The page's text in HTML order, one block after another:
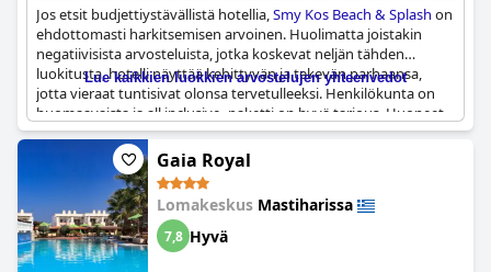
Jos etsit budjettiystävällistä hotellia,Smy Kos Beach & Splash on
ehdottomasti harkitsemisen arvoinen. Huolimatta joistakin
negatiivisista arvosteluista, jotka koskevat neljän tähden
luokitusta, hotelli näyttää kehittyvän ja tekevän parhaansa,
jotta vieraat tuntisivat olonsa tervetulleeksi. Henkilökunta on
huomaavaista ja all inclusive -paketti on hyvä tarjous. Huoneet
ovat hotellin vahvin puoli, mutta tiloissa ja palveluissa on
ehdottomasti parantamisen varaa. Joidenkin vieraiden mielestä
ruoka oli pettymys, mutta toiset mainitsivat nauttivansa siitä.
Hotelli sijaitsee aivan rannalla, mikä on ehdottomasti plussaa.
Kaiken kaikkiaan Smy Kos Beach & Splashon hyvä vaihtoehto
niille, jotka etsivät rantalomaa pienellä budjetilla, vaikka se ei
ehkä olekaan todellinen neljän tähden hotelli.
Lue kaikkien luokkien arvostelujen yhteenvedot
Gaia Royal
Lomakeskus Mastiharissa
7,8 Hyvä